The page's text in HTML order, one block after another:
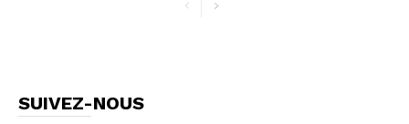
SUIVEZ-NOUS